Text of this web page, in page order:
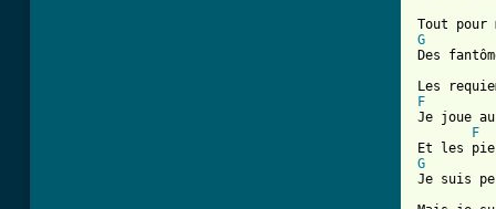
G
Des
F
Je joue
F
G
Je suis